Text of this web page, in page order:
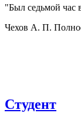
"Был седьмой час
Чехов А. П.
Студент